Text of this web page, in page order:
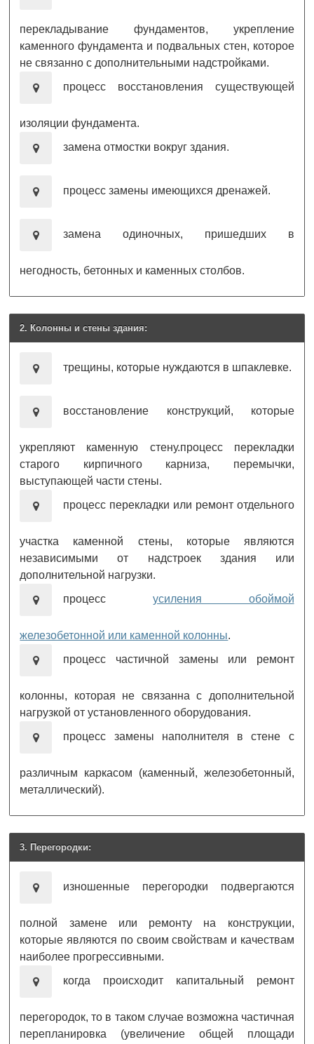
перекладывание фундаментов, укрепление
каменного фундамента и подвальных стен, которое
не связанно с дополнительными надстройками.
процесс восстановления существующей
изоляции фундамента.
замена отмостки вокруг здания.
процесс замены имеющихся дренажей.
замена одиночных, пришедших в
негодность, бетонных и каменных столбов.
2. Колонны и стены здания:
трещины, которые нуждаются в шпаклевке.
восстановление конструкций, которые
укрепляют каменную стену.процесс перекладки
старого кирпичного карниза, перемычки,
выступающей части стены.
процесс перекладки или ремонт отдельного
участка каменной стены, которые являются
независимыми от надстроек здания или
дополнительной нагрузки.
процесс усиления обоймой
железобетонной или каменной колонны.
процесс частичной замены или ремонт
колонны, которая не связанна с дополнительной
нагрузкой от установленного оборудования.
процесс замены наполнителя в стене с
различным каркасом (каменный, железобетонный,
металлический).
3. Перегородки:
изношенные перегородки подвергаются
полной замене или ремонту на конструкции,
которые являются по своим свойствам и качествам
наиболее прогрессивными.
когда происходит капитальный ремонт
перегородок, то в таком случае возможна частичная
перепланировка (увеличение общей площади